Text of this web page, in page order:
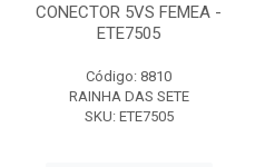
CONECTOR 5VS FEMEA -
ETE7505
Código: 8810
RAINHA DAS SETE
SKU: ETE7505